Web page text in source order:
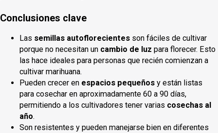
Conclusiones clave
Las semillas autoflorecientes son fáciles de cultivar
porque no necesitan un cambio de luz para florecer. Esto
las hace ideales para personas que recién comienzan a
cultivar marihuana.
Pueden crecer en espacios pequeños y están listas
para cosechar en aproximadamente 60 a 90 días,
permitiendo a los cultivadores tener varias cosechas al
año.
Son resistentes y pueden manejarse bien en diferentes